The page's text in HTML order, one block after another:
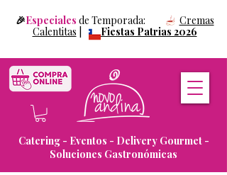
Catering - Eventos - Delivery Gourmet -
Soluciones Gastronómicas
🎉Especiales de Temporada: Cremas
Calentitas
Fiestas Patrias 2026